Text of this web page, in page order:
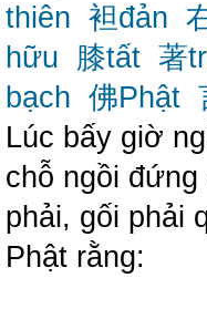
thiên 袒đản
hữu
膝tất 著
bạch 佛Phật
Lúc bấy giờ
chỗ ngồi đứng
phải, gối phải
Phật rằng: